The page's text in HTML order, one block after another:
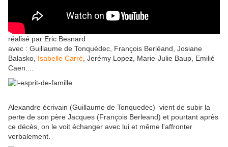
réalisé par Eric Besnard
avec : Guillaume de Tonquédec, François Berléand, Josiane
Balasko, Isabelle Carré , Jerémy Lopez, Marie-Julie Baup, Emilié
Caen....
Alexandre écrivain (Guillaume de Tonquedec) vient de subir la
perte de son père Jacques (François Berleand) et pourtant après
ce décès, on le voit échanger avec lui et même l'affronter
verbalement.